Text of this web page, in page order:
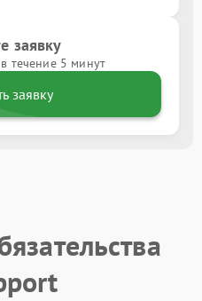
заявку
течение 5 минут
заявку